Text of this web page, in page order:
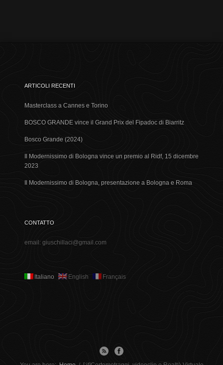
ARTICOLI RECENTI
Masterclass a Cannes e Torino
BOSCO GRANDE vince il Grand Prix del Fipadoc di Biarritz
Bosco Grande (2024)
Il Modernissimo di Bologna vince un premio al Ridf, 15 dicembre
2023
Il Modernissimo di Bologna, presentazione a Bologna e Roma
CONTATTO
email: giuschillaci@gmail.com
Italiano English Français